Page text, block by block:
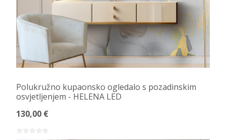
Polukružno kupaonsko ogledalo s pozadinskim
osvjetljenjem - HELENA LED
130,00 €